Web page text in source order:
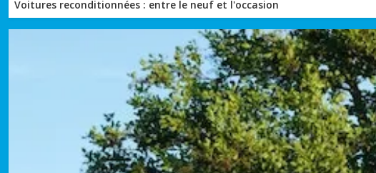
Voitures reconditionnées : entre le neuf et l'occasion